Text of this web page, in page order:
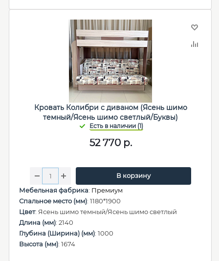
Кровать Колибри с диваном (Ясень шимо
темный/Ясень шимо светлый/Буквы)
52 770р.
В корзину
Мебельная фабрика: Премиум
Спальное место (мм): 1180*1900
Цвет: Ясень шимо темный/Ясень шимо светлый
Длина (мм): 2140
Глубина (Ширина) (мм): 1000
Высота (мм): 1674